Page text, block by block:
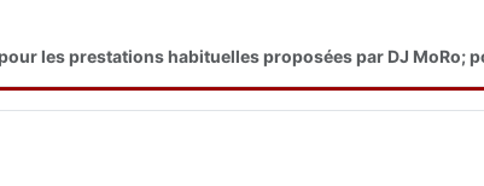
les prestations habituelles proposées par DJ MoRo;